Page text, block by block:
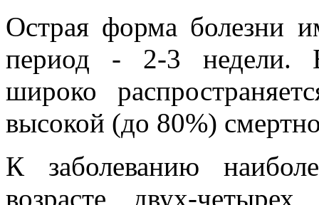
Острая форма болезни
период - 2-3 недели.
широко
высокой (до 80%)
К заболеванию
возрасте двух-